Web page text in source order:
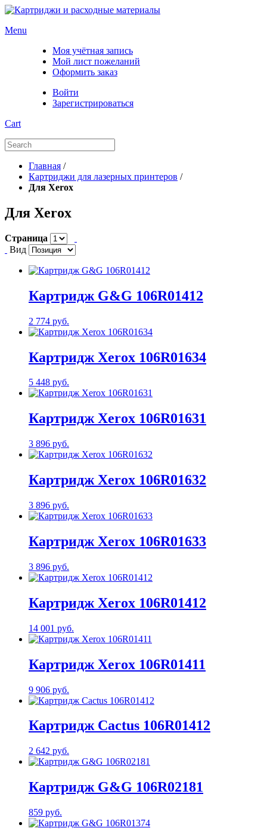
Menu
Моя учётная запись
Мой лист пожеланий
Оформить заказ
Войти
Зарегистрироваться
Cart
Главная /
Картриджи для лазерных принтеров /
Для Xerox
Для Xerox
Страница
Вид
Картридж G&G 106R01412
2 774 руб.
Картридж Xerox 106R01634
5 448 руб.
Картридж Xerox 106R01631
3 896 руб.
Картридж Xerox 106R01632
3 896 руб.
Картридж Xerox 106R01633
3 896 руб.
Картридж Xerox 106R01412
14 001 руб.
Картридж Xerox 106R01411
9 906 руб.
Картридж Cactus 106R01412
2 642 руб.
Картридж G&G 106R02181
859 руб.